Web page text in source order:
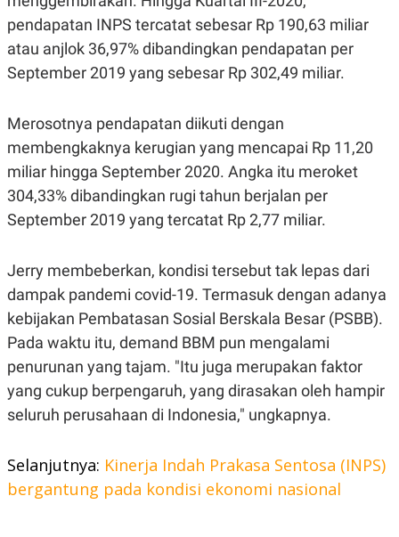
S
A
T
D
T
A
G
E
S
O
N
T
A
T
I
P
S
U
JARINGAN
K
O
T
N
A
A
M
Y
P
R
S
R
E
E
E
.
I
pendapatan INPS tercatat sebesar Rp 190,63 miliar
atau anjlok 36,97% dibandingkan pendapatan per
September 2019 yang sebesar Rp 302,49 miliar.
Merosotnya pendapatan diikuti dengan
membengkaknya kerugian yang mencapai Rp 11,20
miliar hingga September 2020. Angka itu meroket
304,33% dibandingkan rugi tahun berjalan per
September 2019 yang tercatat Rp 2,77 miliar.
Jerry membeberkan, kondisi tersebut tak lepas dari
dampak pandemi covid-19. Termasuk dengan adanya
kebijakan Pembatasan Sosial Berskala Besar (PSBB).
Pada waktu itu, demand BBM pun mengalami
penurunan yang tajam. "Itu juga merupakan faktor
yang cukup berpengaruh, yang dirasakan oleh hampir
seluruh perusahaan di Indonesia," ungkapnya.
Selanjutnya: Kinerja Indah Prakasa Sentosa (INPS)
bergantung pada kondisi ekonomi nasional